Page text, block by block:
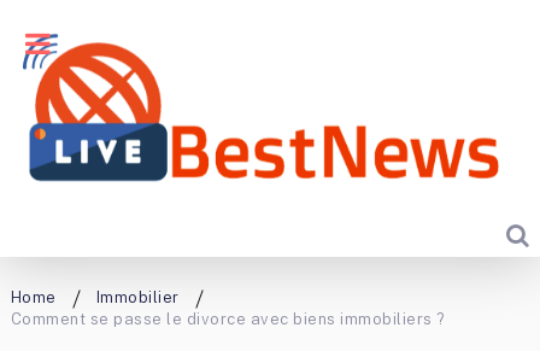
Home
Immobilier
Comment se passe le divorce avec biens immobiliers ?